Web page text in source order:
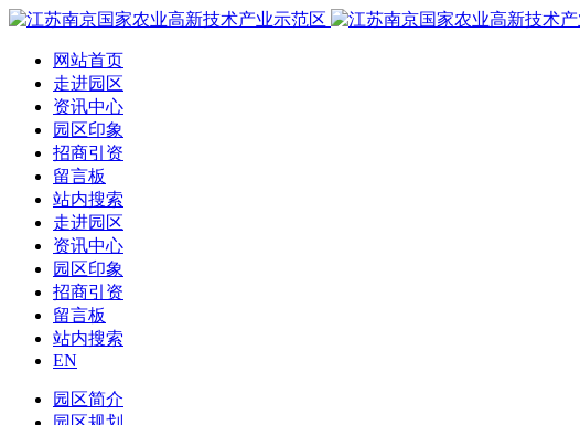
网站首页
走进园区
资讯中心
园区印象
招商引资
留言板
站内搜索
走进园区
资讯中心
园区印象
招商引资
留言板
站内搜索
EN
园区简介